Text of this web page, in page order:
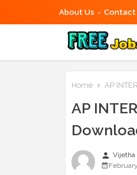
About Us Contact
Home AP
AP
person Vijetha